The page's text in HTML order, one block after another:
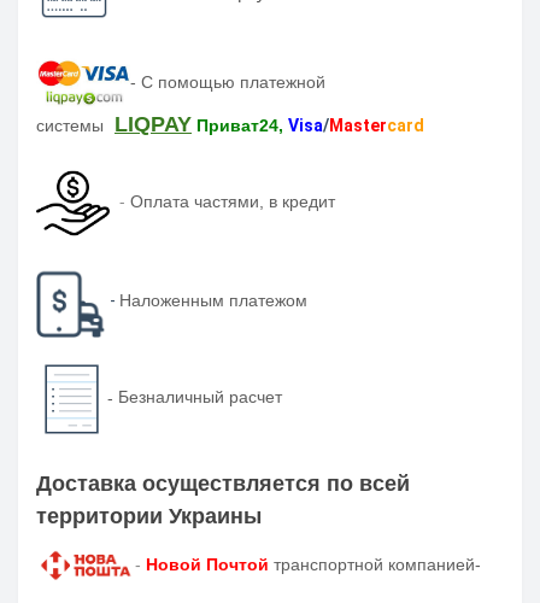
- С помощью платежной
системы LIQPAY Приват24, Visa/Mastercard
- Оплата частями, в кредит
- Наложенным платежом
- Безналичный расчет
Доставка осуществляется по всей
территории Украины
- Новой Почтой транспортной компанией-